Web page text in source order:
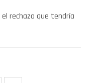
el rechazo que tendría